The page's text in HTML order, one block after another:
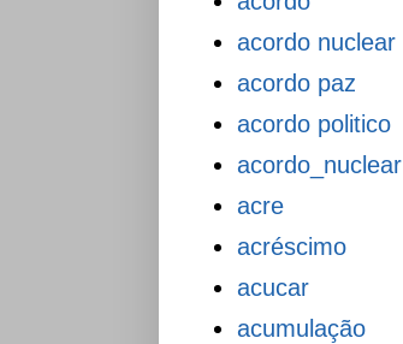
acordo nuclear
acordo paz
acordo politico
acordo_nuclear
acre
acréscimo
acucar
acumulação